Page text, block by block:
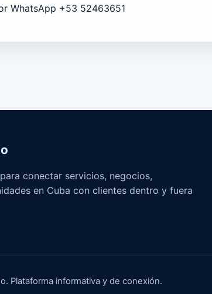
WhatsApp +53 52463651
conectar servicios, negocios,
en Cuba con clientes dentro y fuera
Plataforma informativa y de conexión.